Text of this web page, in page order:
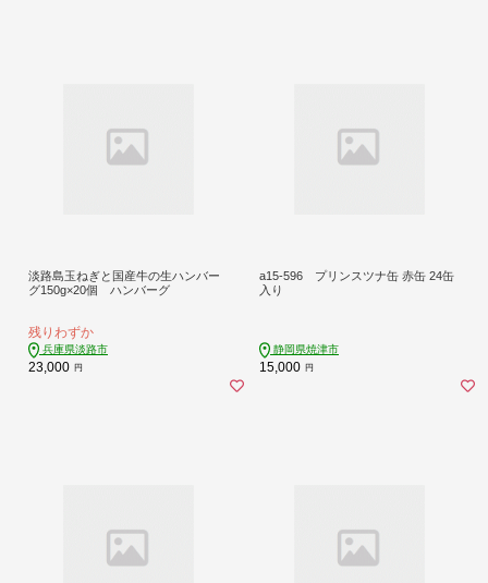
淡路島玉ねぎと国産牛の生ハンバー
グ150g×20個 ハンバーグ
残りわずか
兵庫県淡路市
23,000 円
a15-596 プリンスツナ缶 赤缶 24缶
入り
静岡県焼津市
15,000 円